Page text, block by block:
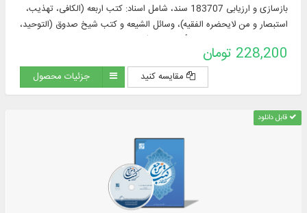
بازسازی و ارزیابی 183707 سند، شامل اسناد: کتب اربعه (الکافی، تهذیب،
استبصار و من لایحضره الفقیه)، وسائل الشیعه و کتب شیخ صدوق (التوحید،
228,200 تومان
مقایسه کنید جزئیات محصول
قابل دانلود